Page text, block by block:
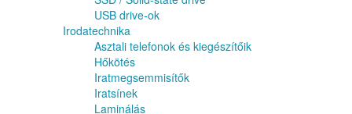
USB drive-ok
Irodatechnika
Asztali telefonok és kiegészítőik
Hőkötés
Iratmegsemmisítők
Iratsínek
Laminálás